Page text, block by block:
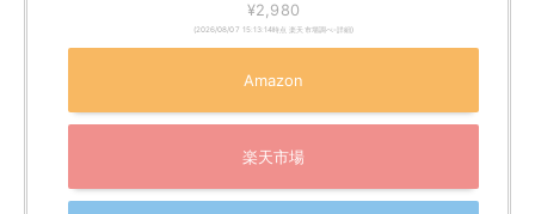
¥2,980
(2026/08/07 15:13:14時点 楽天市場調べ- 詳細)
Amazon
楽天市場